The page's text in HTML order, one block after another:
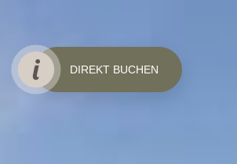
DIREKT BUCHEN